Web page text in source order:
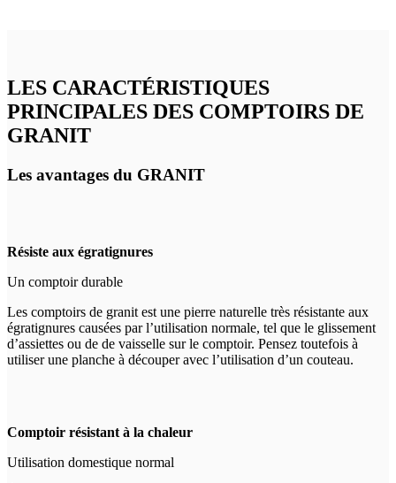
LES CARACTÉRISTIQUES
PRINCIPALES DES COMPTOIRS DE
GRANIT
Les avantages du GRANIT
Résiste aux égratignures
Un comptoir durable
Les comptoirs de granit est une pierre naturelle très résistante aux
égratignures causées par l’utilisation normale, tel que le glissement
d’assiettes ou de de vaisselle sur le comptoir. Pensez toutefois à
utiliser une planche à découper avec l’utilisation d’un couteau.
Comptoir résistant à la chaleur
Utilisation domestique normal